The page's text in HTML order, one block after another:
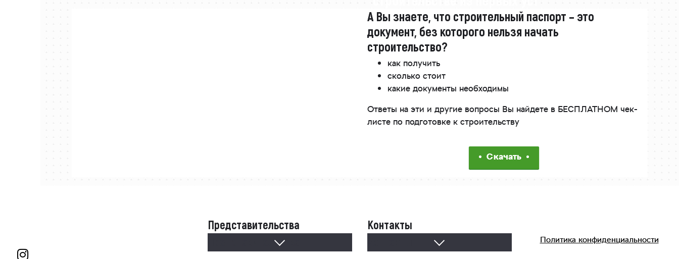
А Вы знаете, что строительный паспорт – это
документ, без которого нельзя начать
строительство?
как получить
сколько стоит
какие документы необходимы
Ответы на эти и другие вопросы Вы найдете в БЕСПЛАТНОМ чек-
листе по подготовке к строительству
Скачать
Представительства
Представительства
Контакты
Политика конфиденциальности